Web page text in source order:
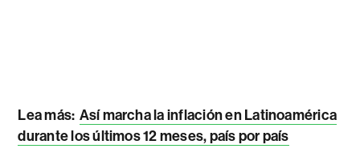
Lea más: Así marcha la inflación en Latinoamérica
durante los últimos 12 meses, país por país